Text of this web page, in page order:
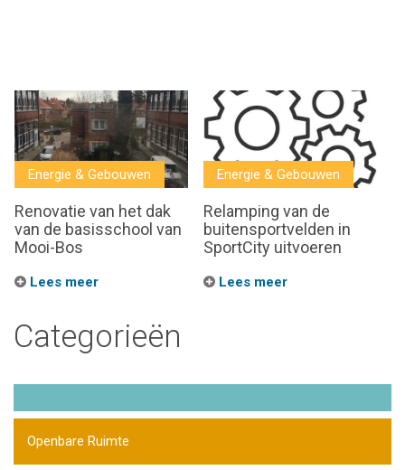
Energie & Gebouwen
Renovatie van het dak
van de basisschool van
Mooi-Bos
Lees meer
Energie & Gebouwen
Relamping van de
buitensportvelden in
SportCity uitvoeren
Lees meer
Categorieën
Openbare Ruimte